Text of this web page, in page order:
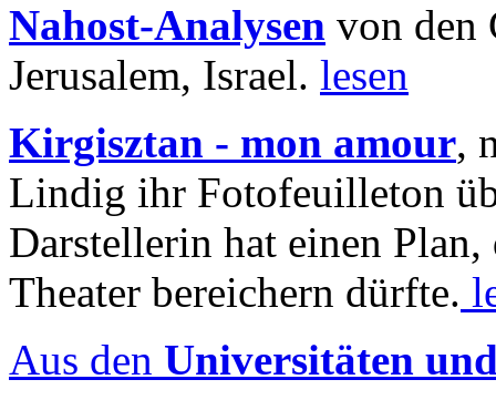
Nahost-Analysen von den
Jerusalem, Israel. lesen
Kirgisztan - mon amour,
Lindig ihr Fotofeuilleton
Darstellerin hat einen Plan,
Theater bereichern dürfte.
Aus den Universitäten